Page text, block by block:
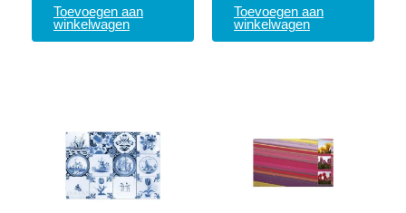
Toevoegen aan
winkelwagen
Toevoegen aan
winkelwagen